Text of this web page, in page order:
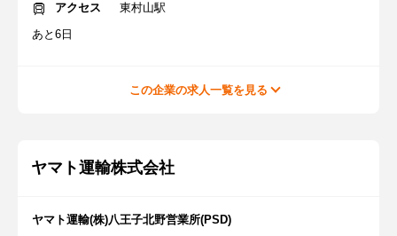
アクセス
東村山駅
あと6日
この企業の求人一覧を見る
ヤマト運輸株式会社
ヤマト運輸(株)八王子北野営業所(PSD)